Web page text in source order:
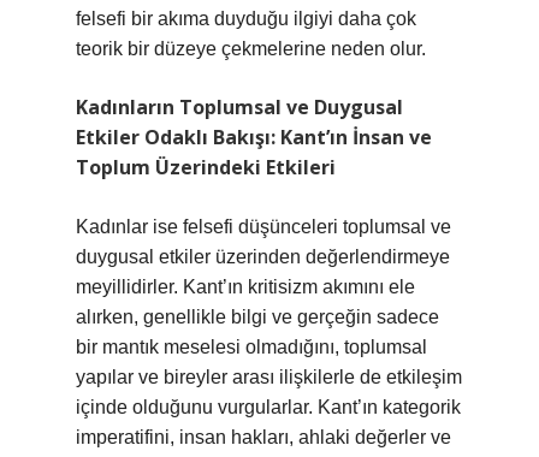
felsefi bir akıma duyduğu ilgiyi daha çok
teorik bir düzeye çekmelerine neden olur.
Kadınların Toplumsal ve Duygusal
Etkiler Odaklı Bakışı: Kant’ın İnsan ve
Toplum Üzerindeki Etkileri
Kadınlar ise felsefi düşünceleri toplumsal ve
duygusal etkiler üzerinden değerlendirmeye
meyillidirler. Kant’ın kritisizm akımını ele
alırken, genellikle bilgi ve gerçeğin sadece
bir mantık meselesi olmadığını, toplumsal
yapılar ve bireyler arası ilişkilerle de etkileşim
içinde olduğunu vurgularlar. Kant’ın kategorik
imperatifini, insan hakları, ahlaki değerler ve